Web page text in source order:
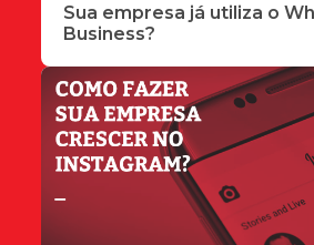
Sua empresa já utiliza o
Business?